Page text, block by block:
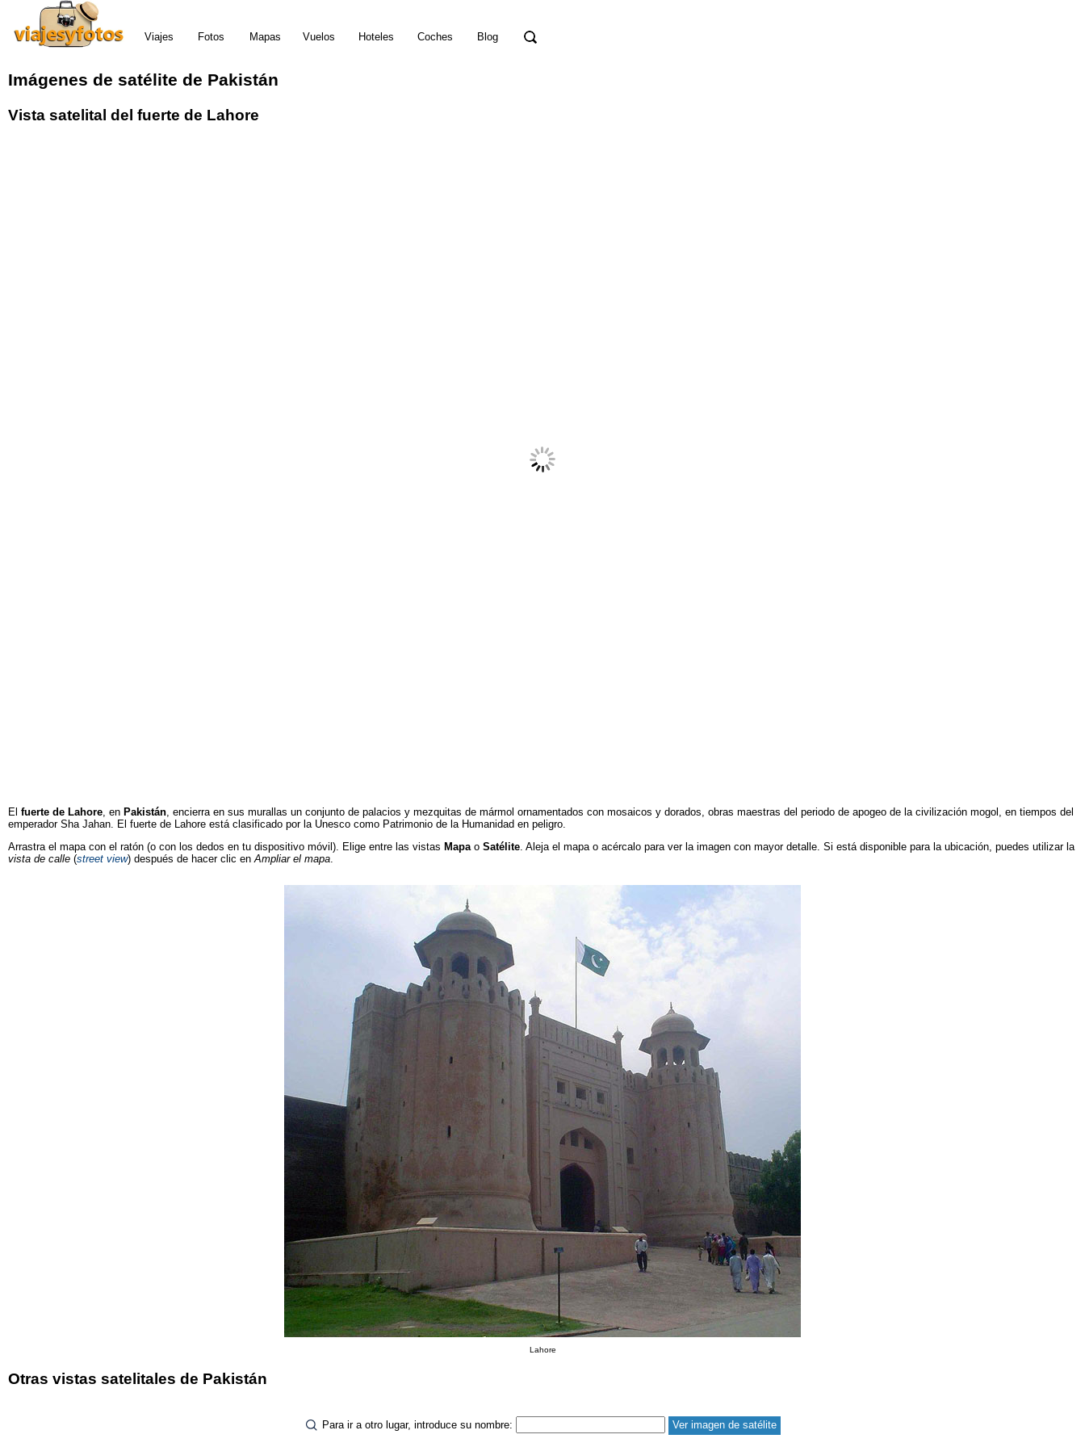
Viajes Fotos Mapas Vuelos Hoteles Coches Blog
Imágenes de satélite de Pakistán
Vista satelital del fuerte de Lahore
El fuerte de Lahore , en Pakistán , encierra en sus murallas un conjunto de palacios y mezquitas de mármol ornamentados con mosaicos y dorados, obras maestras del periodo de apogeo de la civilización mogol, en tiempos del
emperador Sha Jahan. El fuerte de Lahore está clasificado por la Unesco como Patrimonio de la Humanidad en peligro.
Arrastra el mapa con el ratón (o con los dedos en tu dispositivo móvil). Elige entre las vistas Mapa o Satélite . Aleja el mapa o acércalo para ver la imagen con mayor detalle. Si está disponible para la ubicación, puedes utilizar la
vista de calle (street view) después de hacer clic en Ampliar el mapa
Lahore
Otras vistas satelitales de Pakistán
Para ir a otro lugar, introduce su nombre: